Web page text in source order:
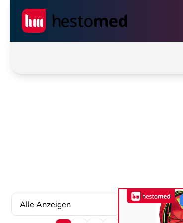
Seiwert GmbH
Alle Anzeigen